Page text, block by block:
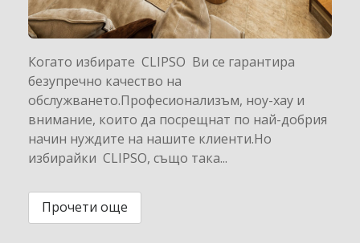
Когато избирате CLIPSO Ви се гарантира
безупречно качество на
обслужването.Професионализъм, ноу-хау и
внимание, които да посрещнат по най-добрия
начин нуждите на нашите клиенти.Но
избирайки CLIPSO, също така...
Прочети още